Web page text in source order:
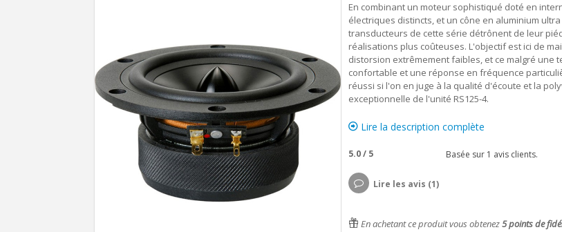
En combinant un moteur sophistiqué doté en
électriques distincts, et un cône en aluminium
transducteurs de cette série détrônent de leur
réalisations plus coûteuses. L'objectif est ici de
distorsion extrêmement faibles, et ce malgré une
confortable et une réponse en fréquence
réussi si l'on en juge à la qualité d'écoute et la
exceptionnelle de l'unité RS125-4.
Lire la description complète
5.0/ 5 Basée sur 1 avis clients.
Lire les avis (1)
En achetant ce produit vous obtenez5points de